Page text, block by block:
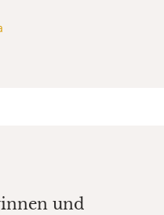
und